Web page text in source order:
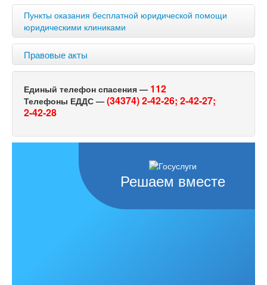
Пункты оказания бесплатной юридической помощи
юридическими клиниками
Правовые акты
Единый телефон спасения — 112
Телефоны ЕДДС — (34374) 2-42-26; 2-42-27;
2-42-28
Решаем вместе